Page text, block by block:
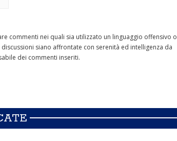
commenti nei quali sia utilizzato un linguaggio offensivo o
siano affrontate con serenità ed intelligenza da
dei commenti inseriti.